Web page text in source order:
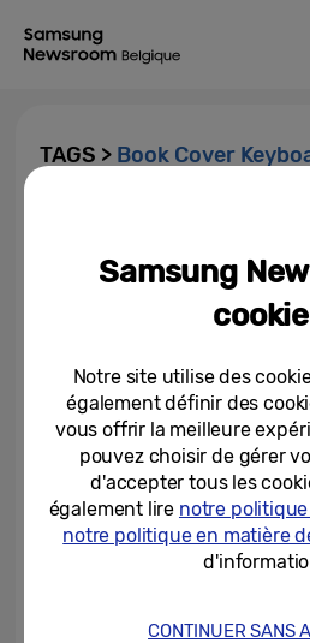
TAGS > Book Cover
25-10-
Samsung
Notre site utilise des
également définir des
vous offrir la meilleure
pouvez choisir de gérer
d'accepter tous les
également lire notre
notre politique en matière
CONTINUER SANS